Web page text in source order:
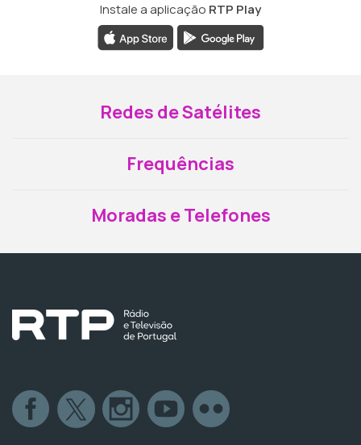
Instale a aplicação RTP Play
Redes de Satélites
Frequências
Moradas e Telefones